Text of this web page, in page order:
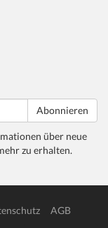
Abonnieren
über neue
zu erhalten.
AGB